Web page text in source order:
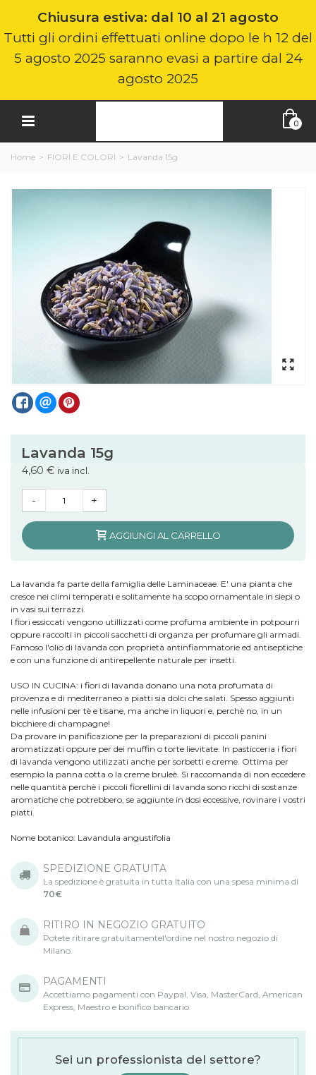
Chiusura estiva: dal 10 al 21 agosto
Tutti gli ordini effettuati online dopo le h 12 del
5 agosto 2025 saranno evasi a partire dal 24
agosto 2025
0
Home > FIORI E COLORI > Lavanda 15g
Lavanda 15g
4,60 € iva incl.
- +
AGGIUNGI AL CARRELLO
La lavanda fa parte della famiglia delle Laminaceae. E' una pianta che
cresce nei climi temperati e solitamente ha scopo ornamentale in siepi o
in vasi sui terrazzi.
I fiori essiccati vengono utillizzati come profuma ambiente in potpourri
oppure raccolti in piccoli sacchetti di organza per profumare gli armadi.
Famoso l'olio di lavanda con proprietà antinfiammatorie ed antiseptiche
e con una funzione di antirepellente naturale per insetti.
USO IN CUCINA: i fiori di lavanda donano una nota profumata di
provenza e di mediterraneo a piatti sia dolci che salati. Spesso aggiunti
nelle infusioni per tè e tisane, ma anche in liquori e, perchè no, in un
bicchiere di champagne!
Da provare in panificazione per la preparazioni di piccoli panini
aromatizzati oppure per dei muffin o torte lievitate. In pasticceria i fiori
di lavanda vengono utilizzati anche per sorbetti e creme. Ottima per
esempio la panna cotta o la creme bruleè. Si raccomanda di non eccedere
nelle quantità perchè i piccoli fiorellini di lavanda sono ricchi di sostanze
aromatiche che potrebbero, se aggiunte in dosi eccessive, rovinare i vostri
piatti.
Nome botanico: Lavandula angustifolia
SPEDIZIONE GRATUITA
La spedizione è gratuita in tutta Italia con una spesa minima di
70€
RITIRO IN NEGOZIO GRATUITO
Potete ritirare gratuitamentel'ordine nel nostro negozio di
Milano.
PAGAMENTI
Accettiamo pagamenti con Paypal, Visa, MasterCard, American
Express, Maestro e bonifico bancario
Sei un professionista del settore?